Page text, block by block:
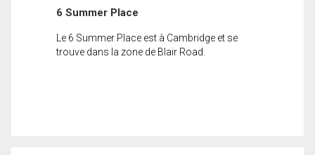
6 Summer Place
Le 6 Summer Place est à Cambridge et se
trouve dans la zone de Blair Road.